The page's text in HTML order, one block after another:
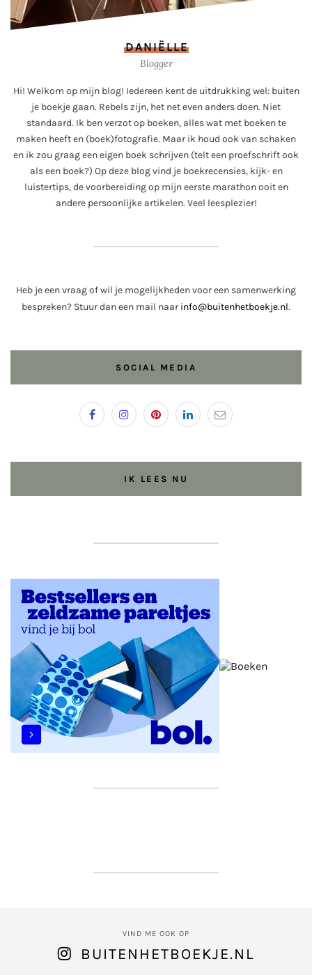
DANIËLLE
Blogger
Hi! Welkom op mijn blog! Iedereen kent de uitdrukking wel: buiten
je boekje gaan. Rebels zijn, het net even anders doen. Niet
standaard. Ik ben verzot op boeken, alles wat met boeken te
maken heeft en (boek)fotografie. Maar ik houd ook van schaken
en ik zou graag een eigen boek schrijven (telt een proefschrift ook
als een boek?) Op deze blog vind je boekrecensies, kijk- en
luistertips, de voorbereiding op mijn eerste marathon ooit en
andere persoonlijke artikelen. Veel leesplezier!
Heb je een vraag of wil je mogelijkheden voor een samenwerking
bespreken? Stuur dan een mail naar info@buitenhetboekje.nl.
SOCIAL MEDIA
IK LEES NU
VIND ME OOK OP
BUITENHETBOEKJE.NL